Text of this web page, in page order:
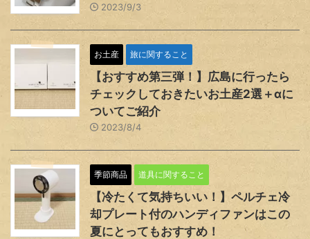
2023/9/3
お土産 旅に関すること
【おすすめ第三弾！】広島に行ったら
チェックしておきたいお土産2選＋αに
ついてご紹介
2023/8/4
季節商品 道具に関すること
【冷たくて気持ちいい！】ペルチェ冷
却プレート付のハンディファンはこの
夏にとってもおすすめ！